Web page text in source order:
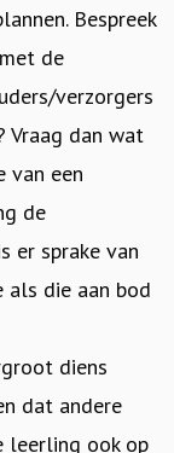
Bespreek
de
verzorgers
dan wat
van een
de
er sprake van
als die aan bod
diens
dat andere
leerling ook op